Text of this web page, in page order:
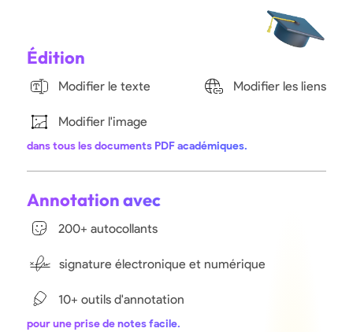
Édition
Modifier le texte Modifier les liens
Modifier l'image
dans tous les documents PDF académiques.
Annotation avec
200+ autocollants
signature électronique et numérique
10+ outils d'annotation
pour une prise de notes facile.